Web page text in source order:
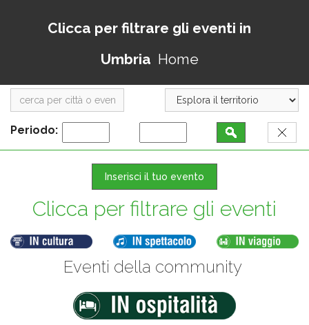
Clicca per filtrare gli eventi in
Umbria Home
Periodo:
Inserisci il tuo evento
Clicca per filtrare gli eventi
Eventi della community